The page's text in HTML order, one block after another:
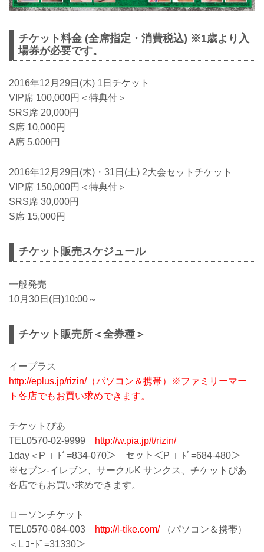
チケット料金 (全席指定・消費税込) ※1歳より入
場券が必要です。
2016年12月29日(木) 1日チケット
VIP席 100,000円＜特典付＞
SRS席 20,000円
S席 10,000円
A席 5,000円
2016年12月29日(木)・31日(土) 2大会セットチケット
VIP席 150,000円＜特典付＞
SRS席 30,000円
S席 15,000円
チケット販売スケジュール
一般発売
10月30日(日)10:00～
チケット販売所＜全券種＞
イープラス
http://eplus.jp/rizin/（パソコン＆携帯）※ファミリーマー
ト各店でもお買い求めできます。
チケットぴあ
TEL0570-02-9999
http://w.pia.jp/t/rizin/
1day＜P ｺｰﾄﾞ=834-070＞ セット＜P ｺｰﾄﾞ=684-480＞
※セブン-イレブン、サークルK サンクス、チケットぴあ
各店でもお買い求めできます。
ローソンチケット
TEL0570-084-003
http://l-tike.com/（パソコン＆携帯）
＜L ｺｰﾄﾞ=31330＞